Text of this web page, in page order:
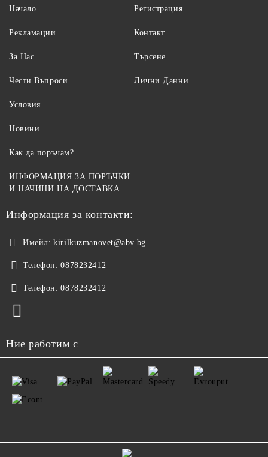
Начало
Рекламации
За Нас
Чести Въпроси
Регистрация
Контакт
Търсене
Лични Данни
Условия
Новини
Как да поръчам?
ИНФОРМАЦИЯ ЗА ПОРЪЧКИ
И НАЧИНИ НА ДОСТАВКА
Информация за контакти:
Имейл: kirilkuzmanovet@abv.bg
Телефон: 0878232412
Телефон: 0878232412
Ние работим с